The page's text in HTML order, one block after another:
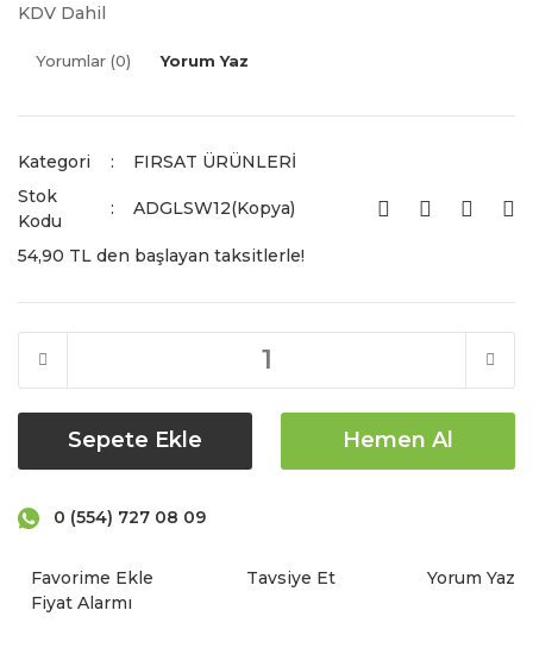
KDV Dahil
Yorumlar (0) Yorum Yaz
Kategori
FIRSAT ÜRÜNLERİ
Stok
Kodu
ADGLSW12(Kopya)
54,90 TL den başlayan taksitlerle!
Sepete Ekle Hemen Al
0 (554) 727 08 09
Tavsiye Et
Yorum Yaz
Fiyat Alarmı